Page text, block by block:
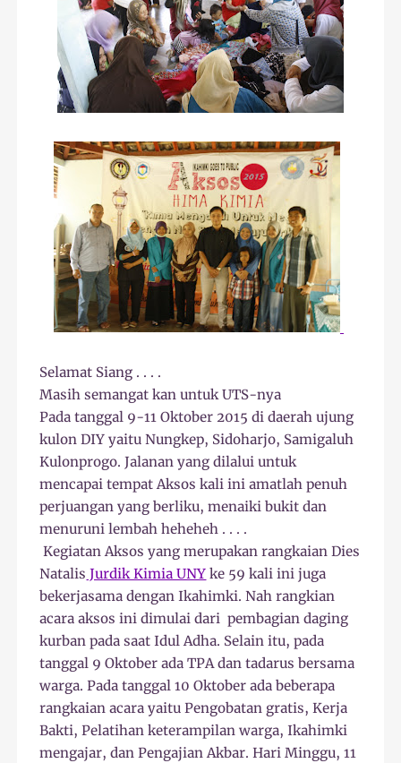
Selamat Siang . . . .
Masih semangat kan untuk UTS-nya
Pada tanggal 9-11 Oktober 2015 di daerah ujung
kulon DIY yaitu Nungkep, Sidoharjo, Samigaluh
Kulonprogo. Jalanan yang dilalui untuk
mencapai tempat Aksos kali ini amatlah penuh
perjuangan yang berliku, menaiki bukit dan
menuruni lembah heheheh . . . .
Kegiatan Aksos yang merupakan rangkaian Dies
Natalis Jurdik Kimia UNY ke 59 kali ini juga
bekerjasama dengan Ikahimki. Nah rangkian
acara aksos ini dimulai dari pembagian daging
kurban pada saat Idul Adha. Selain itu, pada
tanggal 9 Oktober ada TPA dan tadarus bersama
warga. Pada tanggal 10 Oktober ada beberapa
rangkaian acara yaitu Pengobatan gratis, Kerja
Bakti, Pelatihan keterampilan warga, Ikahimki
mengajar, dan Pengajian Akbar. Hari Minggu, 11